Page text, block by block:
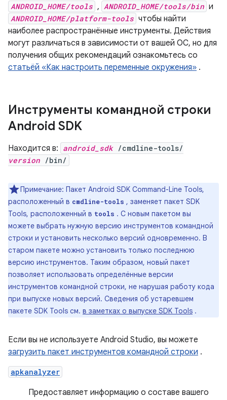
ANDROID_HOME/tools , ANDROID_HOME/tools/bin и
ANDROID_HOME/platform-tools чтобы найти
наиболее распространённые инструменты. Действия
могут различаться в зависимости от вашей ОС, но для
получения общих рекомендаций ознакомьтесь со
статьёй «Как настроить переменные окружения» .
Инструменты командной строки
Android SDK
Находится в: android_sdk/cmdline-tools/
version /bin/
Примечание: Пакет Android SDK Command-Line Tools,
расположенный в cmdline-tools , заменяет пакет SDK
Tools, расположенный в tools . С новым пакетом вы
можете выбрать нужную версию инструментов командной
строки и установить несколько версий одновременно. В
старом пакете можно установить только последнюю
версию инструментов. Таким образом, новый пакет
позволяет использовать определённые версии
инструментов командной строки, не нарушая работу кода
при выпуске новых версий. Сведения об устаревшем
пакете SDK Tools см. в заметках о выпуске SDK Tools .
Если вы не используете Android Studio, вы можете
загрузить пакет инструментов командной строки .
apkanalyzer
Предоставляет информацию о составе вашего